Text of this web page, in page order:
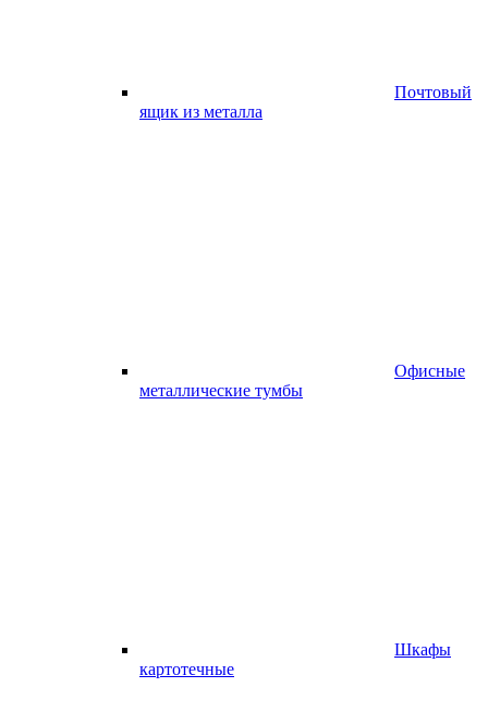
Почтовый
ящик из металла
Офисные
металлические тумбы
Шкафы
картотечные